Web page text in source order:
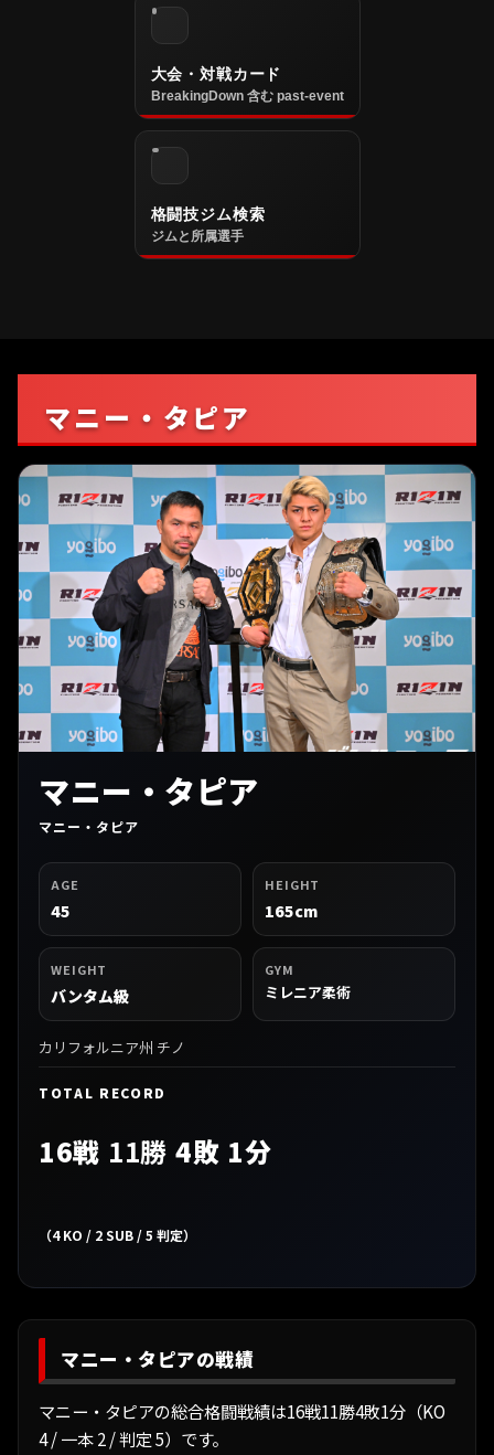
大会・対戦カード
BreakingDown 含む past-event
格闘技ジム検索
ジムと所属選手
マニー・タピア
マニー・タピア
マニー・タピア
AGE
45
HEIGHT
165cm
WEIGHT
バンタム級
GYM
ミレニア柔術
カリフォルニア州 チノ
TOTAL RECORD
16戦 11勝 4敗 1分
（4 KO / 2 SUB / 5 判定）
マニー・タピアの戦績
マニー・タピアの総合格闘戦績は16戦11勝4敗1分（KO
4 / 一本 2 / 判定 5）です。